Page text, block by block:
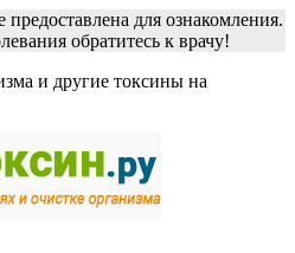
для ознакомления.
обратитесь к врачу!
и другие токсины на